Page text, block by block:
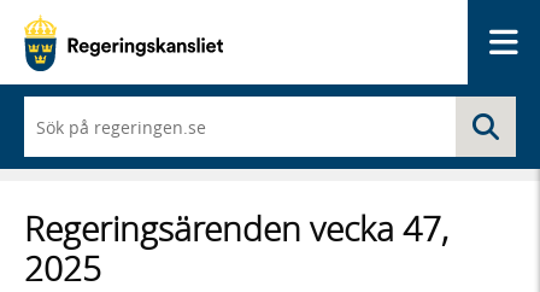
du
börjar
skriva
framträder
en
lista
Regeringsärenden vecka 47,
2025